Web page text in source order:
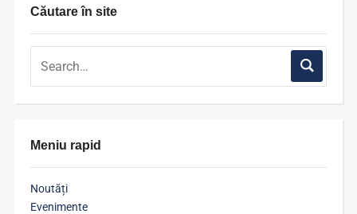
Căutare în site
Meniu rapid
Noutăți
Evenimente